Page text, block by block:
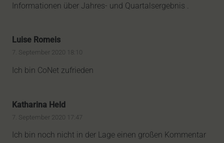
Informationen über Jahres- und Quartalsergebnis .
Luise Romeis
7. September 2020 18:10
Ich bin CoNet zufrieden
Katharina Held
7. September 2020 17:47
Ich bin noch nicht in der Lage einen großen Kommentar